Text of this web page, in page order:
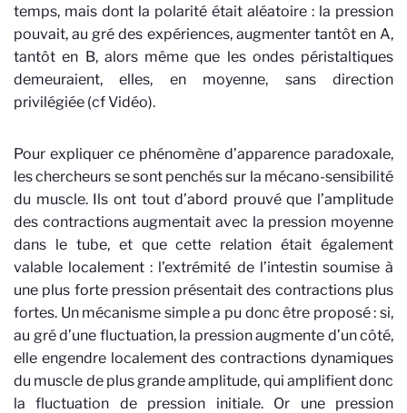
temps, mais dont la polarité était aléatoire : la pression
pouvait, au gré des expériences, augmenter tantôt en A,
tantôt en B, alors même que les ondes péristaltiques
demeuraient, elles, en moyenne, sans direction
privilégiée (cf Vidéo).
Pour expliquer ce phénomène d’apparence paradoxale,
les chercheurs se sont penchés sur la mécano-sensibilité
du muscle. Ils ont tout d’abord prouvé que l’amplitude
des contractions augmentait avec la pression moyenne
dans le tube, et que cette relation était également
valable localement : l’extrémité de l’intestin soumise à
une plus forte pression présentait des contractions plus
fortes. Un mécanisme simple a pu donc être proposé : si,
au gré d’une fluctuation, la pression augmente d’un côté,
elle engendre localement des contractions dynamiques
du muscle de plus grande amplitude, qui amplifient donc
la fluctuation de pression initiale. Or une pression